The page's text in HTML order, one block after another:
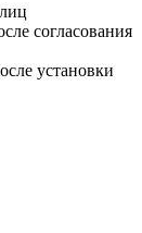
согласования
установки